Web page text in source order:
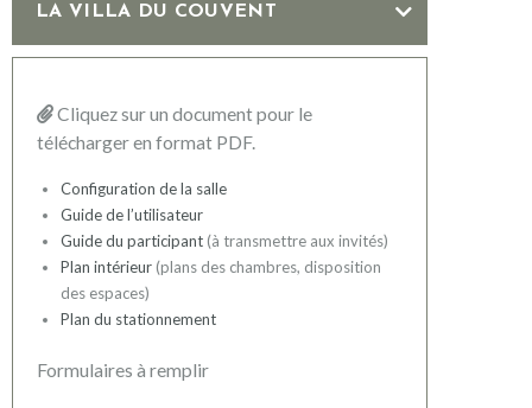
LA VILLA DU COUVENT
Cliquez sur un document pour le
télécharger en format PDF.
Configuration de la salle
Guide de l’utilisateur
Guide du participant(à transmettre aux invités)
Plan intérieur(plans des chambres, disposition
des espaces)
Plan du stationnement
Formulaires à remplir